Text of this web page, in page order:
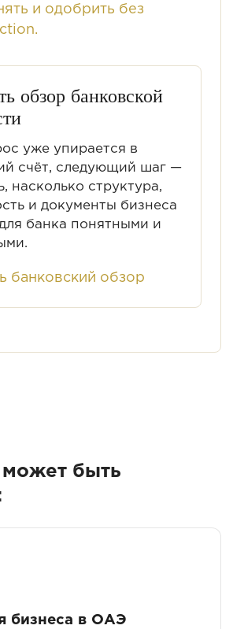
и одобрить без
обзор банковской
уже упирается в
счёт, следующий шаг —
насколько структура,
и документы бизнеса
банка понятными и
банковский обзор
быть
бизнеса в ОАЭ